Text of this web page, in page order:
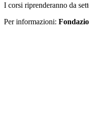
I corsi riprenderanno da
Per informazioni: